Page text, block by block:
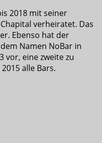
2018 mit seiner
verheiratet. Das
Ebenso hat der
Namen NoBar in
vor, eine zweite zu
alle Bars.